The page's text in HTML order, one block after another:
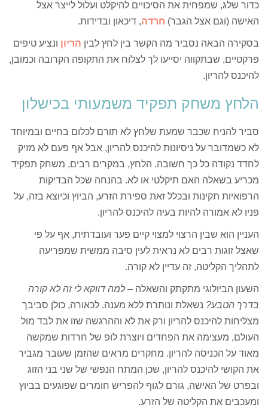
כדור שלג, שמפחית את הסיכויים להיקלט ועלול לייצר אצל
האישה (וגם אצל הגבר) חרדה, דיכאון ובדידות.
בסקירה הבאה נסביר מה הקשר בין לחץ לבין הריון ונציע טיפים
פרקטיים, שבתקווה יסייעו לך לצלוח את התקופה הקרובה וכמובן,
להיכנס להריון.
הלחץ משחק תפקיד משמעותי בכישלון
סביר להניח שכבר שמעת שלחץ לא תורם לכלום בחיים ובמיוחד
לא כשמדובר על ניסיונות להיכנס להריון, אבל אף פעם לא מזיק
לחדד נקודה כל כך חשובה. הלחץ, במקרים רבים, משחק תפקיד
מכריע בשאלה האם תיקלטי או לא. בהנחה שכל הבדיקות
הרפואיות תקינות ובכלל זאת ספירת הזרע, הביוץ וכיוצא בזה, על
פניו לא אמורה להיות בעיה להיכנס להריון.
העניין הוא שבין הרצוי למצוי קיים פער ועובדתית, אף על פי
שאצל זוגות רבים לא נראית לעין סיבה ממשית שמפריעה
לתהליך הקליטה, זה עדיין לא קורה.
השעון הביולוגי מתקתק והשאלה –למה דווקא לי זה לא קורה
בדרך הטבע? נשאלת ונותרת ללא מענה. לכאורה, כולן סביבך
מצליחות להיכנס להריון ורק את לא וההרגשה שזו את לבד מול
העולם, מעצימה את הפחדים ויוצרת לופ של חרדות שמקשה
מאוד על הכניסה להריון. מחקרים מראים שהזמן שעובר מגביר
את הקושי להיכנס להריון, שכן המתח הנפשי של שני בני הזוג
ובפרט של האישה, גורם לגוף להפריש חומרים שפוגעים בביוץ
ומעכבים את הקליטה של הזרע.